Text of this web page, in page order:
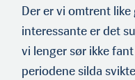
Der er vi omtrent like
interessante er det
vi lenger sør ikke
periodene silda